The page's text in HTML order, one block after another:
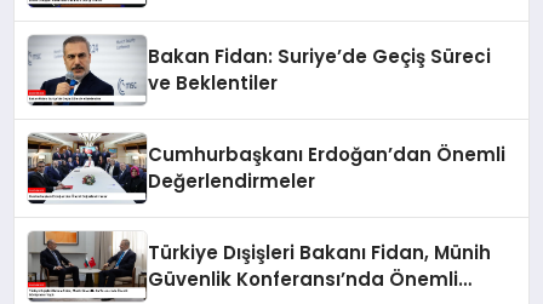
Bakan Fidan: Suriye’de Geçiş Süreci
ve Beklentiler
Cumhurbaşkanı Erdoğan’dan Önemli
Değerlendirmeler
Türkiye Dışişleri Bakanı Fidan, Münih
Güvenlik Konferansı’nda Önemli